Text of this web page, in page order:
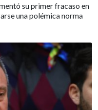
su primer fracaso en
una polémica norma